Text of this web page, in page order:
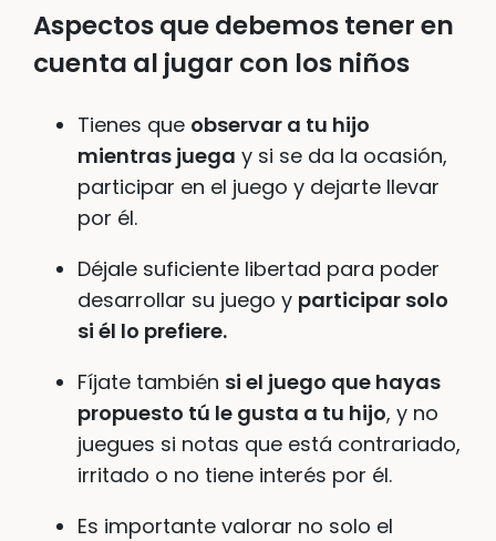
Aspectos que debemos tener en
cuenta al jugar con los niños
Tienes que observar a tu hijo
mientras juega y si se da la ocasión,
participar en el juego y dejarte llevar
por él.
Déjale suficiente libertad para poder
desarrollar su juego y participar solo
si él lo prefiere.
Fíjate también si el juego que hayas
propuesto tú le gusta a tu hijo, y no
juegues si notas que está contrariado,
irritado o no tiene interés por él.
Es importante valorar no solo el